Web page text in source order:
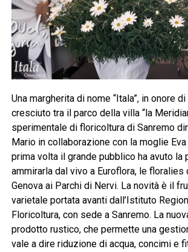
Una margherita di nome “Itala”, in onore
cresciuto tra il parco della villa “la
sperimentale di floricoltura di Sanremo
Mario in collaborazione con la moglie
prima volta il grande pubblico ha avuto
ammirarla dal vivo a Euroflora, le
Genova ai Parchi di Nervi. La novità è il
varietale portata avanti dall’Istituto
Floricoltura, con sede a Sanremo. La
prodotto rustico, che permette una
vale a dire riduzione di acqua, concimi e